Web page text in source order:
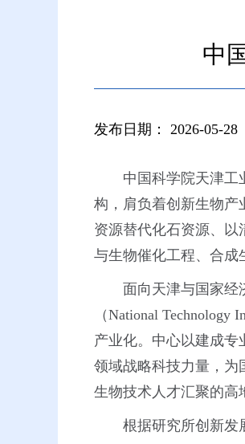
中
发布日期： 2026-05-28
中国科学院天津工
构，肩负着创新生物产
资源替代化石资源、以
与生物催化工程、合成
面向天津与国家经
（National
产业化。中心以建成
领域战略科技力量，为
生物技术人才汇聚的高
根据研究所创新发